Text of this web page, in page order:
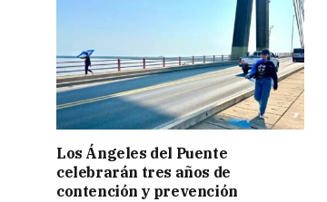
Los Ángeles del Puente
celebrarán tres años de
contención y prevención